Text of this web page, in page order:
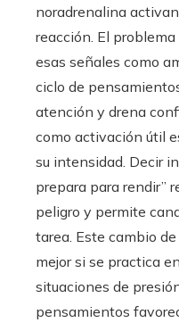
noradrenalina
reacción. El
esas señales como
ciclo de
atención y drena
como activación útil
su intensidad. Decir
prepara para rendir”
peligro y permite
tarea. Este cambio
mejor si se practica
situaciones de
pensamientos